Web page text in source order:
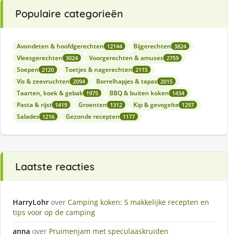
Populaire categorieën
Avondeten & hoofdgerechten 12144 Bijgerechten 3824
Vleesgerechten 3024 Voorgerechten & amuses 2759
Soepen 2120 Toetjes & nagerechten 2115
Vis & zeevruchten 2094 Borrelhapjes & tapas 2015
Taarten, koek & gebak 1975 BBQ & buiten koken 1434
Pasta & rijst 1419 Groenten 1312 Kip & gevogelte 1297
Salades 1216 Gezonde recepten 1177
Laatste reacties
HarryLohr over Camping koken: 5 makkelijke recepten en
tips voor op de camping
anna over Pruimenjam met speculaaskruiden